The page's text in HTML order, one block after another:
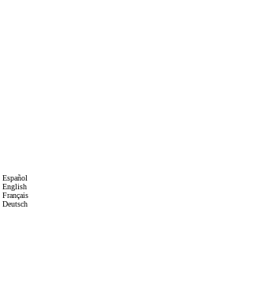
Español
English
Français
Deutsch